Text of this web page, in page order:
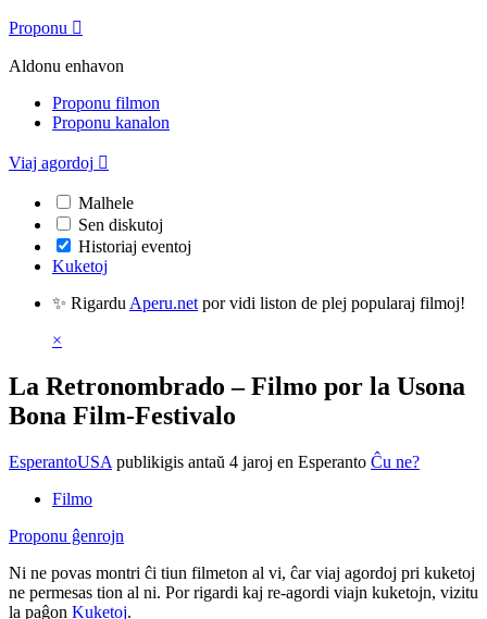
Proponu 
Aldonu enhavon
Proponu filmon
Proponu kanalon
Viaj agordoj 
Malhele
Sen diskutoj
Historiaj eventoj
Kuketoj
✨ Rigardu Aperu.net por vidi liston de plej popularaj filmoj!
×
La Retronombrado – Filmo por la Usona
Bona Film-Festivalo
EsperantoUSA publikigis antaŭ 4 jaroj en Esperanto Ĉu ne?
Filmo
Proponu ĝenrojn
Ni ne povas montri ĉi tiun filmeton al vi, ĉar viaj agordoj pri kuketoj
ne permesas tion al ni. Por rigardi kaj re-agordi viajn kuketojn, vizitu
la paĝon Kuketoj.